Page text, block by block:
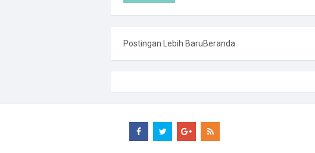
Postingan Lebih BaruBeranda